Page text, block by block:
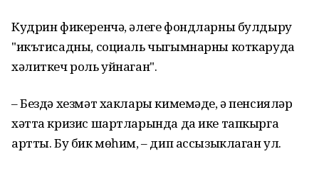
Кудрин фикеренчә, әлеге фондларны булдыру
"икътисадны, социаль чыгымнарны коткаруда
хәлиткеч роль уйнаган".
– Бездә хезмәт хаклары кимемәде, ә пенсияләр
хәтта кризис шартларында да ике тапкырга
артты. Бу бик мөһим, – дип ассызыклаган ул.